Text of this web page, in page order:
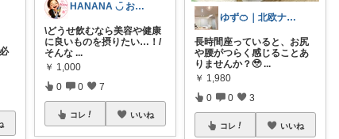
HANANA ◡̈ お節介おかんの厳選品
\どうせ飲むなら美容や健康
に良いものを摂りたい…！/
そんな ...
￥ 1,000
0 0 7
コレ いいね
ゆず🍊｜北欧ナチュラルインテリア
長時間座っていると、お尻
や腰がつらく感じることあ
りませんか？🥹 ...
￥ 1,980
0 0 3
コレ いいね